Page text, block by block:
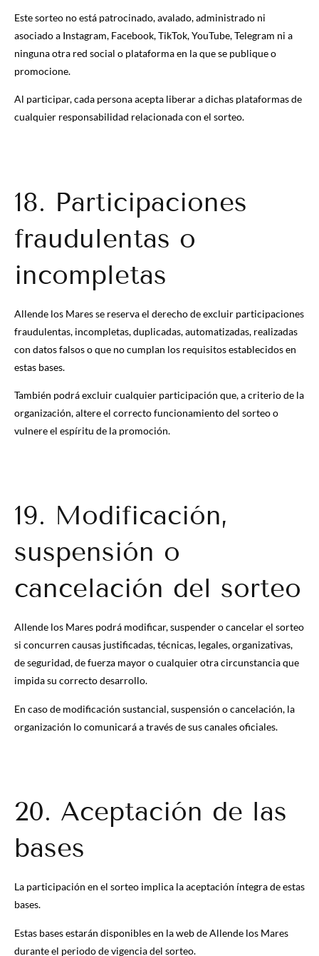
Este sorteo no está patrocinado, avalado, administrado ni
asociado a Instagram, Facebook, TikTok, YouTube, Telegram ni a
ninguna otra red social o plataforma en la que se publique o
promocione.
Al participar, cada persona acepta liberar a dichas plataformas de
cualquier responsabilidad relacionada con el sorteo.
18. Participaciones
fraudulentas o
incompletas
Allende los Mares se reserva el derecho de excluir participaciones
fraudulentas, incompletas, duplicadas, automatizadas, realizadas
con datos falsos o que no cumplan los requisitos establecidos en
estas bases.
También podrá excluir cualquier participación que, a criterio de la
organización, altere el correcto funcionamiento del sorteo o
vulnere el espíritu de la promoción.
19. Modificación,
suspensión o
cancelación del sorteo
Allende los Mares podrá modificar, suspender o cancelar el sorteo
si concurren causas justificadas, técnicas, legales, organizativas,
de seguridad, de fuerza mayor o cualquier otra circunstancia que
impida su correcto desarrollo.
En caso de modificación sustancial, suspensión o cancelación, la
organización lo comunicará a través de sus canales oficiales.
20. Aceptación de las
bases
La participación en el sorteo implica la aceptación íntegra de estas
bases.
Estas bases estarán disponibles en la web de Allende los Mares
durante el periodo de vigencia del sorteo.